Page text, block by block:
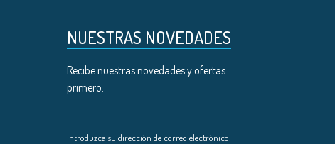
NUESTRAS NOVEDADES
Recibe nuestras novedades y ofertas
primero.
Introduzca su dirección de correo electrónico